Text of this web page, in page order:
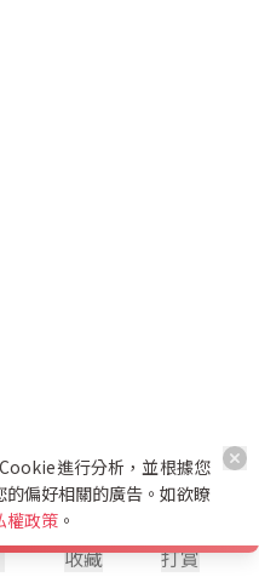
收藏 打賞
進行分析，並根據您
偏好相關的廣告。如欲瞭
權政策 。